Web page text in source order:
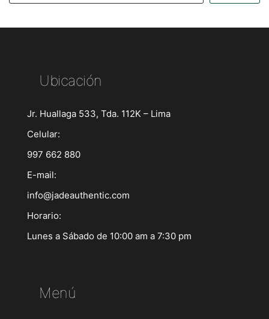
Ubicación
Jr. Huallaga 533, Tda. 112K – Lima
Celular:
997 662 880
E-mail:
info@jadeauthentic.com
Horario:
Lunes a Sábado de 10:00 am a 7:30 pm
Menú